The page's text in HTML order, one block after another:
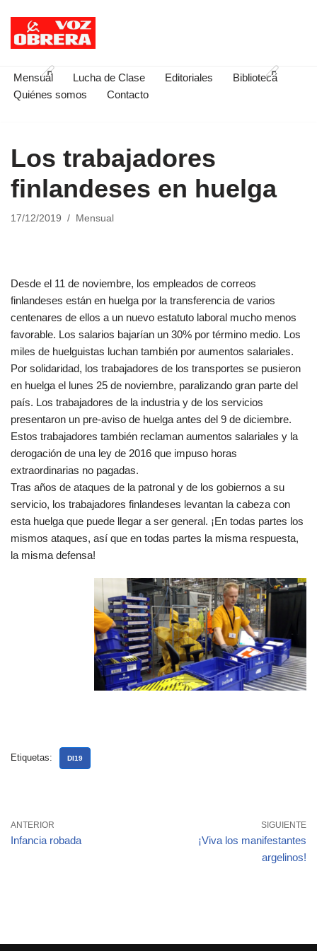
Saltar
contenido
Mensual Lucha de Clase Editoriales
Biblioteca
Quiénes somos
Contacto
Los trabajadores
finlandeses en huelga
17/12/2019 Mensual
Desde el 11 de noviembre, los empleados de correos
finlandeses están en huelga por la transferencia de varios
centenares de ellos a un nuevo estatuto laboral mucho menos
favorable. Los salarios bajarían un 30% por término medio. Los
miles de huelguistas luchan también por aumentos salariales.
Por solidaridad, los trabajadores de los transportes se pusieron
en huelga el lunes 25 de noviembre, paralizando gran parte del
país. Los trabajadores de la industria y de los servicios
presentaron un pre-aviso de huelga antes del 9 de diciembre.
Estos trabajadores también reclaman aumentos salariales y la
derogación de una ley de 2016 que impuso horas
extraordinarias no pagadas.
Tras años de ataques de la patronal y de los gobiernos a su
servicio, los trabajadores finlandeses levantan la cabeza con
esta huelga que puede llegar a ser general. ¡En todas partes los
mismos ataques, así que en todas partes la misma respuesta,
la misma defensa!
Etiquetas: DI19
ANTERIOR
Infancia robada
SIGUIENTE
¡Viva los manifestantes
argelinos!